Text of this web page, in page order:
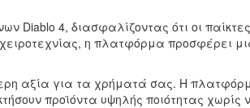
Diablo 4, διασφαλίζοντας ότι οι παίκτες
η πλατφόρμα προσφέρει
αξία για τα χρήματά σας. Η
προϊόντα υψηλής ποιότητας χωρίς